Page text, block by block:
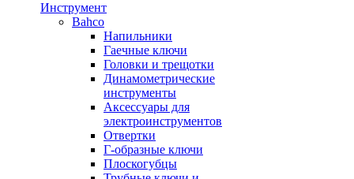
Инструмент
Bahco
Напильники
Гаечные ключи
Головки и трещотки
Динамометрические
инструменты
Аксессуары для
электроинструментов
Отвертки
Г-образные ключи
Плоскогубцы